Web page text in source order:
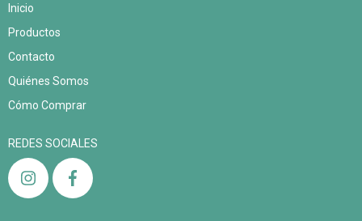
Inicio
Productos
Contacto
Quiénes Somos
Cómo Comprar
REDES SOCIALES